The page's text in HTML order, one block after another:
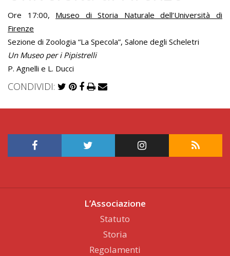
Ore 17:00, Museo di Storia Naturale dell’Università di
Firenze
Sezione di Zoologia “La Specola”, Salone degli Scheletri
Un Museo per i Pipistrelli
P. Agnelli e L. Ducci
CONDIVIDI:
L’Associazione
Statuto
Storia
Regolamenti